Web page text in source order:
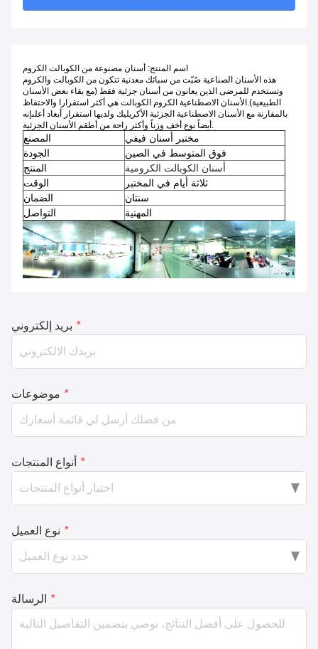
اسم المنتج: أسنان مصنوعة من الكوبالت الكروم
هذه الأسنان الصناعية صُبّت من سبائك معدنية تتكون من الكوبالت والكروم
وتستخدم للمرضى الذين يعانون من أسنان جزئية فقط (مع بقاء بعض الأسنان
الطبيعية).الأسنان الاصطناعية الكروم الكوبالت هي أكثر استقرارا والاحتفاظ
بالمقارنة مع الأسنان الاصطناعية الجزئية الأكريليك ولديها استقرار أبعاد أعلىإنه
أيضاً نوع أخف وزناً وأكثر راحة من أطقم الأسنان الجزئية.
المصنع
مختبر أسنان فيفي
الجودة
فوق المتوسط في الصين
المنتج
أسنان الكوبالت الكرومية
الوقت
ثلاثة أيام في المختبر
الضمان
سنتان
التواصل
المهنية
بريد إلكتروني *
موضوعات *
أنواع المنتجات *
نوع العميل *
الرسالة *